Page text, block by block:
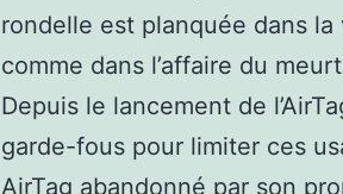
rondelle est planquée dans
comme dans l’affaire du
Depuis le lancement de
garde-fous pour limiter ces
AirTag abandonné par son